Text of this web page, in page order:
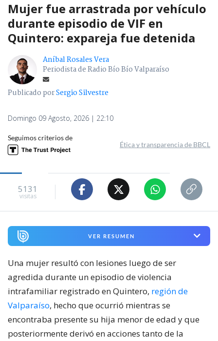
Mujer fue arrastrada por vehículo
durante episodio de VIF en
Quintero: expareja fue detenida
Aníbal Rosales Vera
Periodista de Radio Bío Bío Valparaíso
Publicado porSergio Silvestre
Domingo 09 Agosto, 2026 | 22:10
Seguimos criterios de
Ética y transparencia de BBCL
5131
visitas
VER RESUMEN
Una mujer resultó con lesiones luego de ser
agredida durante un episodio de violencia
intrafamiliar registrado en Quintero, región de
Valparaíso, hecho que ocurrió mientras se
encontraba presente su hija menor de edad y que
posteriormente derivó en acciones tanto de la